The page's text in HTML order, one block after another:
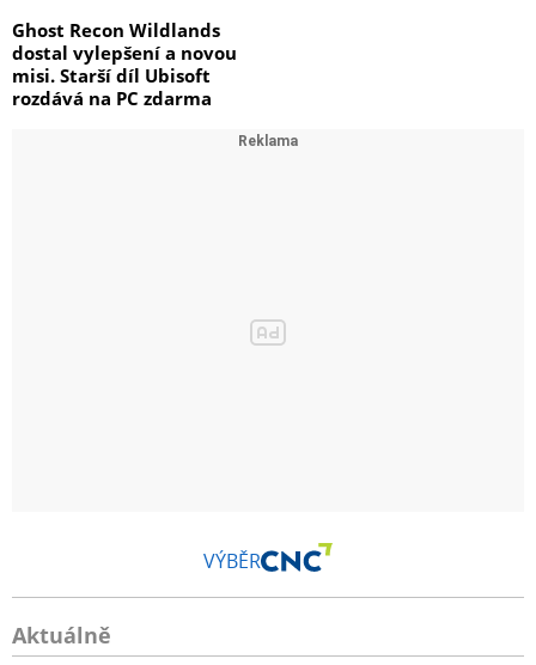
Ghost Recon Wildlands
dostal vylepšení a novou
misi. Starší díl Ubisoft
rozdává na PC zdarma
VÝBĚR
Aktuálně